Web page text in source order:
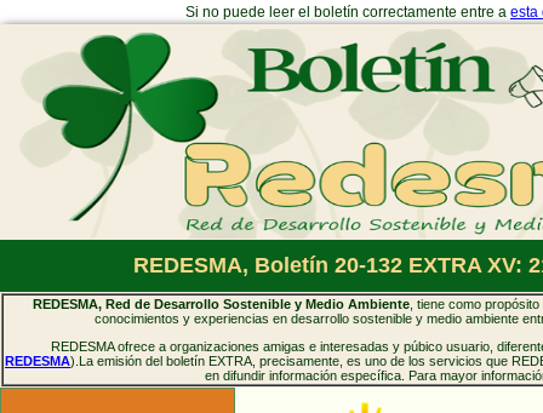
Si no puede leer el boletín correctamente entre a esta
REDESMA, Boletín 20-132 EXTRA XV:
REDESMA, Red de Desarrollo Sostenible y Medio Ambiente , tiene como
conocimientos y experiencias en desarrollo sostenible y medio ambiente
REDESMA ofrece a organizaciones amigas e interesadas y púbico usuario,
REDESMA).La emisión del boletín EXTRA, precisamente, es uno de los servicios que
en difundir información específica. Para mayor